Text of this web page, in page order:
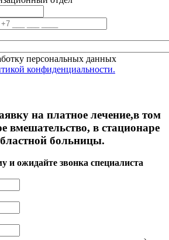
персональных данных
конфиденциальности.
на платное лечение,в том
вмешательство, в стационаре
больницы.
и ожидайте звонка специалиста